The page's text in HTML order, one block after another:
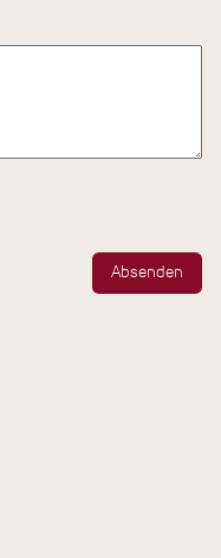
Absenden